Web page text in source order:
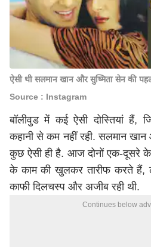
ऐसी थी सलमान खान और सुष्मिता सेन की
Source : Instagram
बॉलीवुड में कई ऐसी दोस्तियां हैं,
कहानी से कम नहीं रही. सलमान खान
कुछ ऐसी ही है. आज दोनों एक-दूसरे
के काम की खुलकर तारीफ करते हैं,
काफी दिलचस्प और अजीब रही थी.
Continues below